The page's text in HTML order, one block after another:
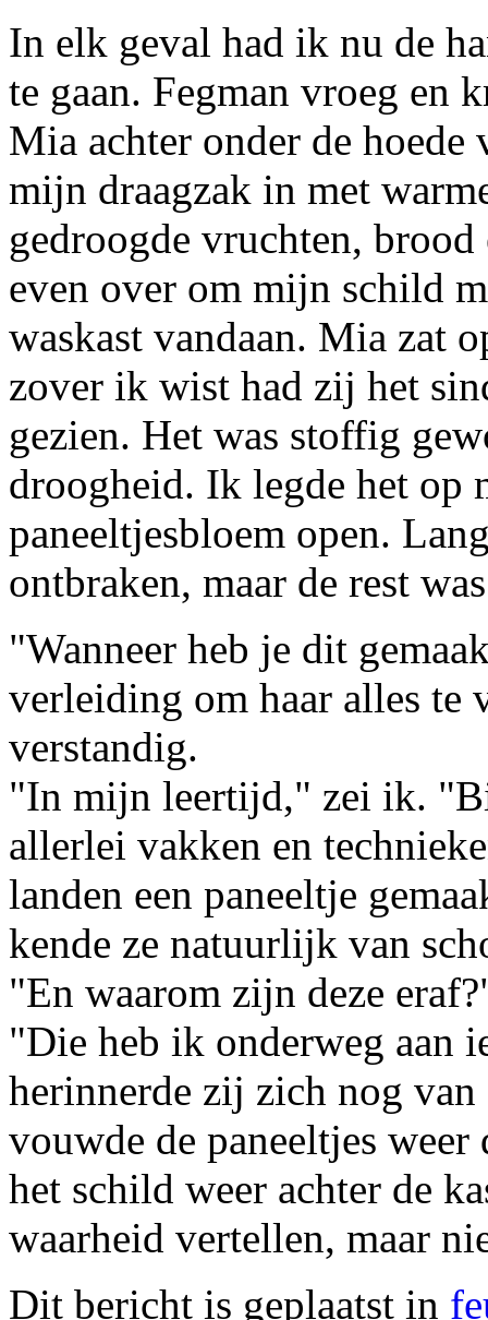
In elk geval had ik nu de
te gaan. Fegman vroeg en
Mia achter onder de
mijn draagzak in met
gedroogde vruchten,
even over om mijn schild
waskast vandaan. Mia zat
zover ik wist had zij het
gezien. Het was stoffig
droogheid. Ik legde het op
paneeltjesbloem open.
ontbraken, maar de rest
"Wanneer heb je dit
verleiding om haar alles te
verstandig.
"In mijn leertijd," zei ik.
allerlei vakken en
landen een paneeltje
kende ze natuurlijk van
"En waarom zijn deze
"Die heb ik onderweg aan
herinnerde zij zich nog
vouwde de paneeltjes
het schild weer achter de
waarheid vertellen, maar
Dit bericht is geplaatst in